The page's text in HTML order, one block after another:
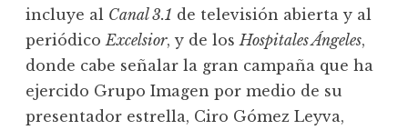
incluye al Canal 3.1 de televisión abierta y al
periódicoExcelsior, y de losHospitales Ángeles,
donde cabe señalar la gran campaña que ha
ejercido Grupo Imagen por medio de su
presentador estrella, Ciro Gómez Leyva,